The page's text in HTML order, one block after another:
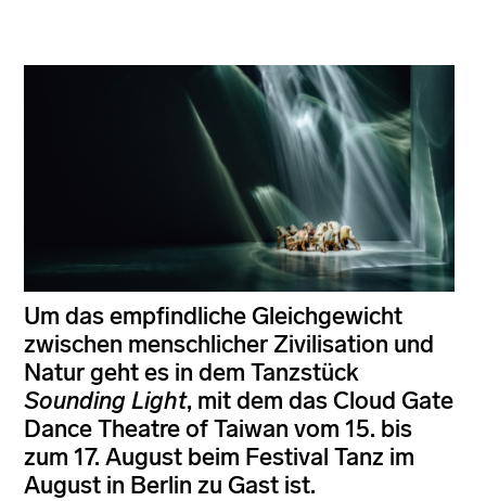
Um das empfindliche Gleichgewicht
zwischen menschlicher Zivilisation und
Natur geht es in dem Tanzstück
Sounding Light, mit dem das Cloud Gate
Dance Theatre of Taiwan vom 15. bis
zum 17. August beim Festival Tanz im
August in Berlin zu Gast ist.